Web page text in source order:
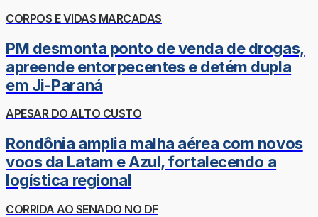
CORPOS E VIDAS MARCADAS
PM desmonta ponto de venda de drogas,
apreende entorpecentes e detém dupla
em Ji-Paraná
APESAR DO ALTO CUSTO
Rondônia amplia malha aérea com novos
voos da Latam e Azul, fortalecendo a
logística regional
CORRIDA AO SENADO NO DF